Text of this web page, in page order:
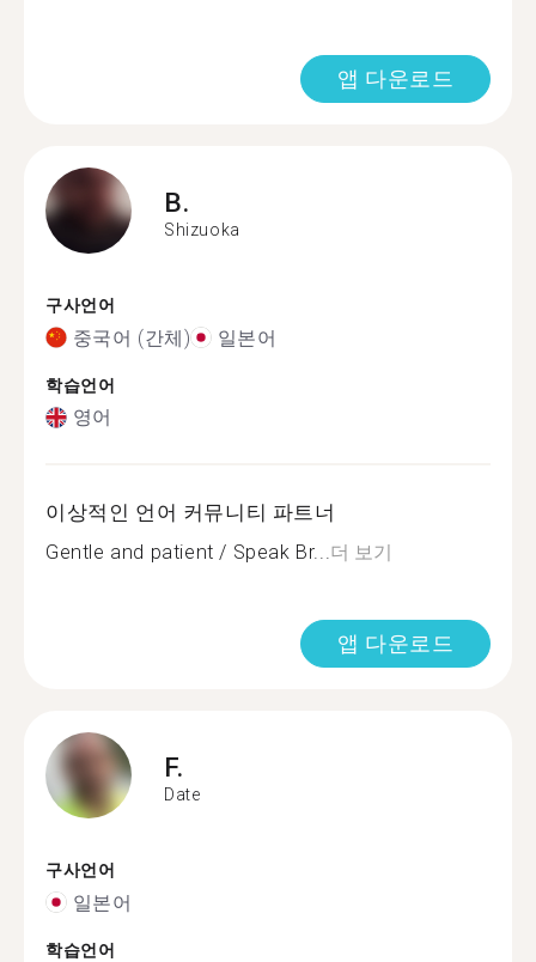
앱 다운로드
B.
Shizuoka
구사언어
중국어 (간체) 일본어
학습언어
영어
이상적인 언어 커뮤니티 파트너
Gentle and patient / Speak Br...더 보기
앱 다운로드
F.
Date
구사언어
일본어
학습언어